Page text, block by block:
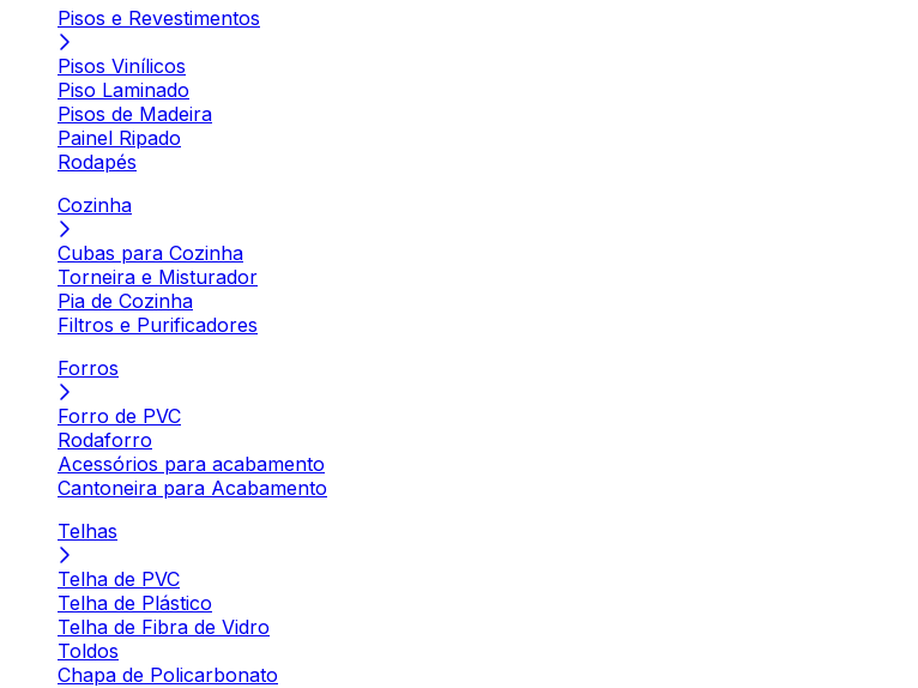
Pisos e Revestimentos
Pisos Vinílicos
Piso Laminado
Pisos de Madeira
Painel Ripado
Rodapés
Cozinha
Cubas para Cozinha
Torneira e Misturador
Pia de Cozinha
Filtros e Purificadores
Forros
Forro de PVC
Rodaforro
Acessórios para acabamento
Cantoneira para Acabamento
Telhas
Telha de PVC
Telha de Plástico
Telha de Fibra de Vidro
Toldos
Chapa de Policarbonato